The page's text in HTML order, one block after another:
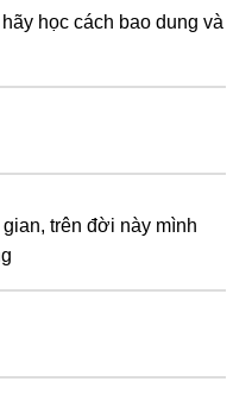
học cách bao dung và
trên đời này mình